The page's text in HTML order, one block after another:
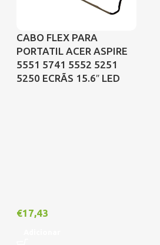
CABO FLEX PARA
PORTATIL ACER ASPIRE
5551 5741 5552 5251
5250 ECRÃS 15.6″ LED
€17,43